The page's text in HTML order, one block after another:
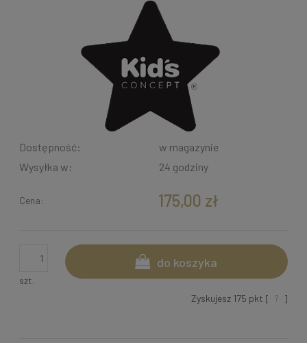
Dostępność:
w magazynie
Wysyłka w:
24 godziny
Cena: 175,00 zł
szt.
do koszyka
Zyskujesz 175 pkt [ ? ]